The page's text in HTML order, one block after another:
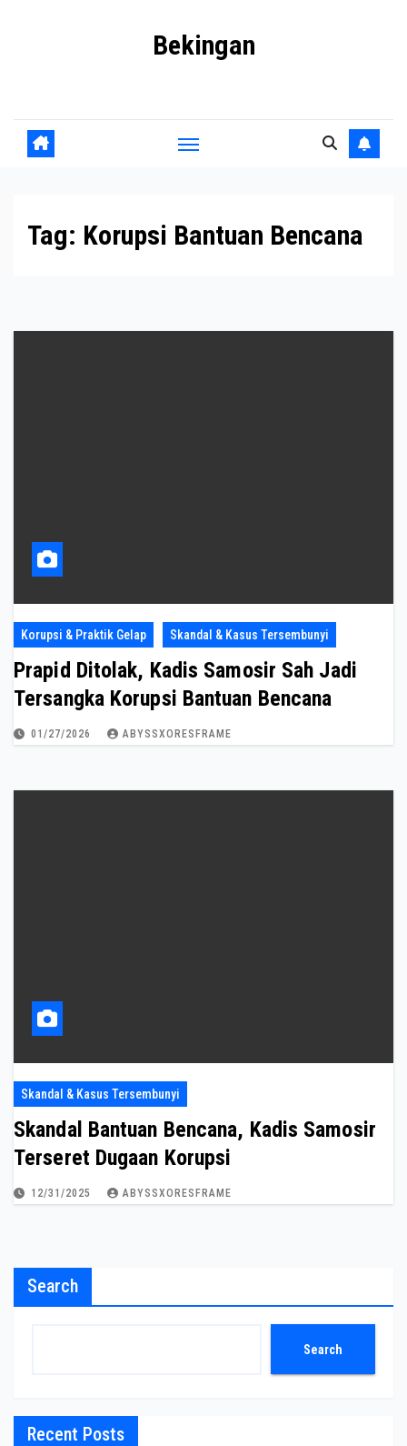
Bekingan
Tag: Korupsi Bantuan Bencana
Korupsi & Praktik Gelap Skandal & Kasus Tersembunyi
Prapid Ditolak, Kadis Samosir Sah Jadi
Tersangka Korupsi Bantuan Bencana
01/27/2026 ABYSSXORESFRAME
Skandal & Kasus Tersembunyi
Skandal Bantuan Bencana, Kadis Samosir
Terseret Dugaan Korupsi
12/31/2025 ABYSSXORESFRAME
Search
Search
Recent Posts